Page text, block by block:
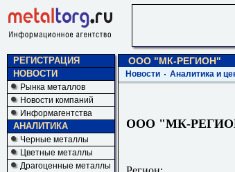
РЕГИСТРАЦИЯ
НОВОСТИ
Рынка металлов
Новости компаний
Информагентства
АНАЛИТИКА
Черные металлы
Цветные металлы
Драгоценные металлы
ООО "МК-РЕГИОН"
Новости Аналитика и
ООО "МК-